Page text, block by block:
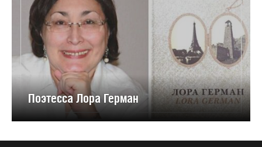
Поэтесса Лора Герман